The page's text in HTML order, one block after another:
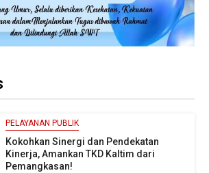
PELAYANAN PUBLIK
Kokohkan Sinergi dan Pendekatan
Kinerja, Amankan TKD Kaltim dari
Pemangkasan!